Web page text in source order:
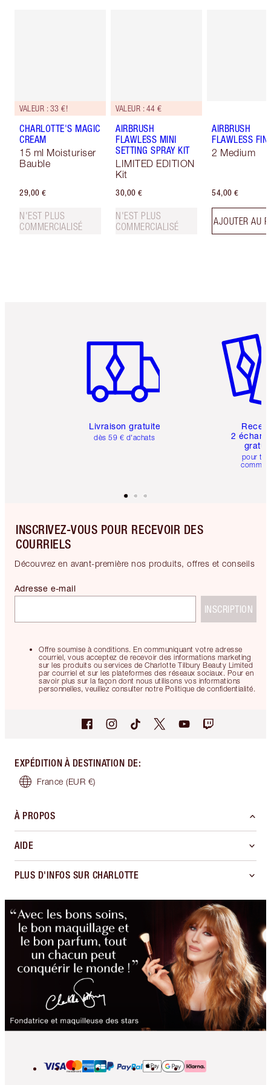
VALEUR : 33 €!
CHARLOTTE'S MAGIC
CREAM
15 ml Moisturiser
Bauble
29,00 €
N'EST PLUS
COMMERCIALISÉ
VALEUR : 44 €
AIRBRUSH
FLAWLESS MINI
SETTING SPRAY KIT
LIMITED EDITION
Kit
30,00 €
N'EST PLUS
COMMERCIALISÉ
AIRBRUSH
FLAWLESS
2 Medium
54,00 €
AJOUTER AU
Livraison gratuite
dès 59 € d'achats
2
pour
INSCRIVEZ-VOUS POUR RECEVOIR DES
COURRIELS
Découvrez en avant-première nos produits, offres et conseils
Offre soumise à conditions. En communiquant votre adresse
courriel, vous acceptez de recevoir des informations marketing
sur les produits ou services de Charlotte Tilbury Beauty Limited
par courriel et sur les plateformes des réseaux sociaux. Pour en
savoir plus sur la façon dont nous utilisons vos informations
personnelles, veuillez consulter notre Politique de confidentialité.
Adresse e-mail
INSCRIPTION
EXPÉDITION À DESTINATION DE:
France (EUR €)
À PROPOS
AIDE
PLUS D'INFOS SUR CHARLOTTE